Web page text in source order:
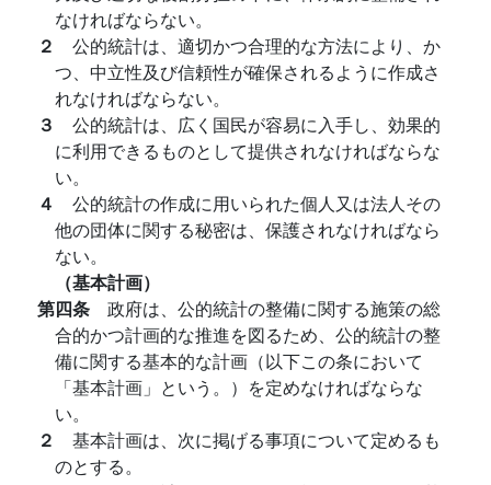
なければならない。
２ 公的統計は、適切かつ合理的な方法により、か
つ、中立性及び信頼性が確保されるように作成さ
れなければならない。
３ 公的統計は、広く国民が容易に入手し、効果的
に利用できるものとして提供されなければならな
い。
４ 公的統計の作成に用いられた個人又は法人その
他の団体に関する秘密は、保護されなければなら
ない。
（基本計画）
第四条 政府は、公的統計の整備に関する施策の総
合的かつ計画的な推進を図るため、公的統計の整
備に関する基本的な計画（以下この条において
「基本計画」という。）を定めなければならな
い。
２ 基本計画は、次に掲げる事項について定めるも
のとする。